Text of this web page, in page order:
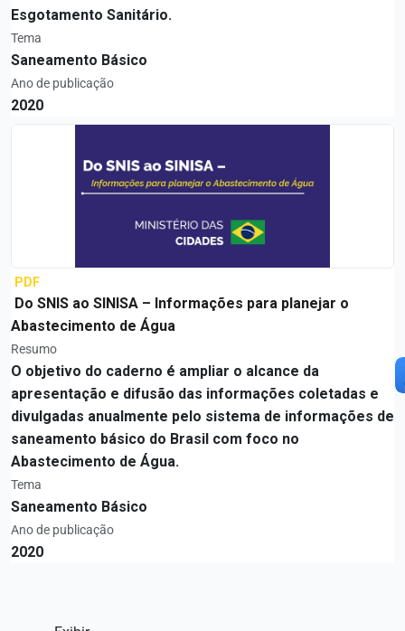
Esgotamento Sanitário.
Tema
Saneamento Básico
Ano de publicação
2020
PDF
Do SNIS ao SINISA – Informações para planejar o
Abastecimento de Água
Resumo
O objetivo do caderno é ampliar o alcance da
apresentação e difusão das informações coletadas e
divulgadas anualmente pelo sistema de informações de
saneamento básico do Brasil com foco no
Abastecimento de Água.
Tema
Saneamento Básico
Ano de publicação
2020